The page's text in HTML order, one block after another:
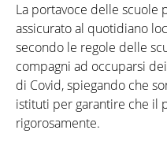
La portavoce delle scuole
assicurato al quotidiano
secondo le regole delle
compagni ad occuparsi dei
di Covid, spiegando che
istituti per garantire che il
rigorosamente.